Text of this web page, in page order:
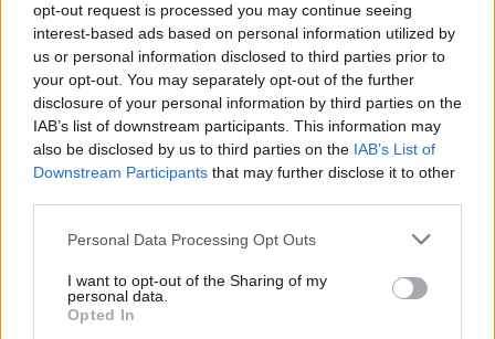
opt-out request is processed you may continue seeing
interest-based ads based on personal information utilized by
us or personal information disclosed to third parties prior to
your opt-out. You may separately opt-out of the further
disclosure of your personal information by third parties on the
IAB’s list of downstream participants. This information may
also be disclosed by us to third parties on the IAB’s List of
Downstream Participants that may further disclose it to other
Please note that this website/app uses one or more Google
not limited to your visit or usage behaviour. You may click to
grant or deny consent to Google and its third-party tags to
use your data for below specified purposes in below Google
Personal Data Processing Opt Outs
I want to opt-out of the Sharing of my
personal data.
Opted In
Köszönjük a @thedrinkboxbp - nek, hogy ilyen minőségi
gluténérzékenyként olyan italokat is ihattam, amely belefér a
gluténmentes diétámba. ?? #anchor #anchorhu #helgatoth
#designer #fashion #fashiondesigner #style #festival
#festivalstyle #singer #musician #drinkboxbp #drinks